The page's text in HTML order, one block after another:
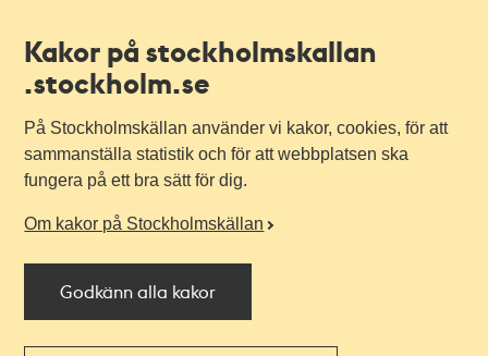
Kakor på stockholmskallan
.stockholm.se
På Stockholmskällan använder vi kakor, cookies, för att
sammanställa statistik och för att webbplatsen ska
fungera på ett bra sätt för dig.
Om kakor på Stockholmskällan
Godkänn alla kakor